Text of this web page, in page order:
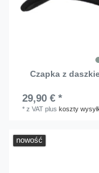
Czapka z
29,90 € *
*z VAT pluskoszty
nowość